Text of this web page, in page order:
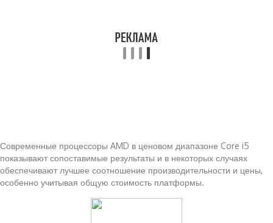
Современные процессоры AMD в ценовом диапазоне Core i5
показывают сопоставимые результаты и в некоторых случаях
обеспечивают лучшее соотношение производительности и цены,
особенно учитывая общую стоимость платформы.